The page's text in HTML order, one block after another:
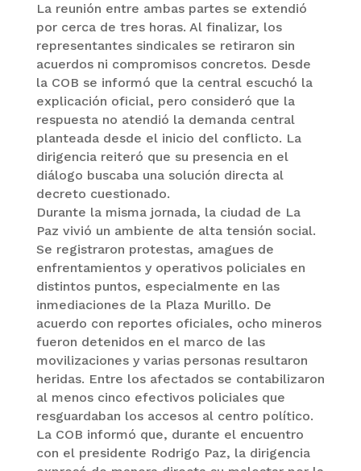
La reunión entre ambas partes se extendió
por cerca de tres horas. Al finalizar, los
representantes sindicales se retiraron sin
acuerdos ni compromisos concretos. Desde
la COB se informó que la central escuchó la
explicación oficial, pero consideró que la
respuesta no atendió la demanda central
planteada desde el inicio del conflicto. La
dirigencia reiteró que su presencia en el
diálogo buscaba una solución directa al
decreto cuestionado.
Durante la misma jornada, la ciudad de La
Paz vivió un ambiente de alta tensión social.
Se registraron protestas, amagues de
enfrentamientos y operativos policiales en
distintos puntos, especialmente en las
inmediaciones de la Plaza Murillo. De
acuerdo con reportes oficiales, ocho mineros
fueron detenidos en el marco de las
movilizaciones y varias personas resultaron
heridas. Entre los afectados se contabilizaron
al menos cinco efectivos policiales que
resguardaban los accesos al centro político.
La COB informó que, durante el encuentro
con el presidente Rodrigo Paz, la dirigencia